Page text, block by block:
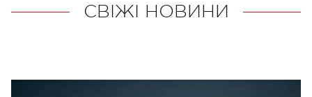
СВІЖІ НОВИНИ